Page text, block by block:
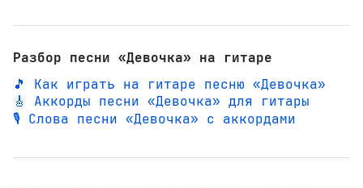
Разбор песни «Девочка» на гитаре
🎵 Как играть на гитаре песню «Девочка»
🎸 Аккорды песни «Девочка» для гитары
🎙️ Слова песни «Девочка» с аккордами